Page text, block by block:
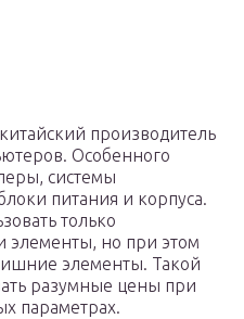
производитель
Особенного
системы
питания и корпуса.
только
элементы, но при этом
элементы. Такой
разумные цены при
параметрах.